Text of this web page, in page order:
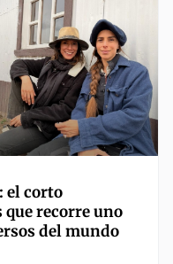
el corto
recorre uno
del mundo